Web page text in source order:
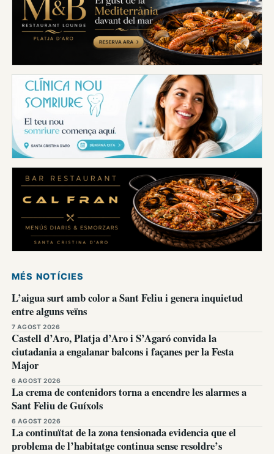
MÉS NOTÍCIES
L’aigua surt amb color a Sant Feliu i genera inquietud
entre alguns veïns
7 AGOST 2026
Castell d’Aro, Platja d’Aro i S’Agaró convida la
ciutadania a engalanar balcons i façanes per la Festa
Major
6 AGOST 2026
La crema de contenidors torna a encendre les alarmes a
Sant Feliu de Guíxols
6 AGOST 2026
La continuïtat de la zona tensionada evidencia que el
problema de l’habitatge continua sense resoldre’s